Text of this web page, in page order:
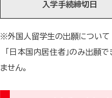
入学手続締切日
※外国人留学生の出願について
「日本国内居住者」のみ出願で
ません。